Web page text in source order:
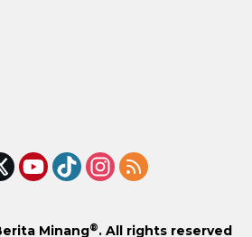
Minang®. All rights reserved